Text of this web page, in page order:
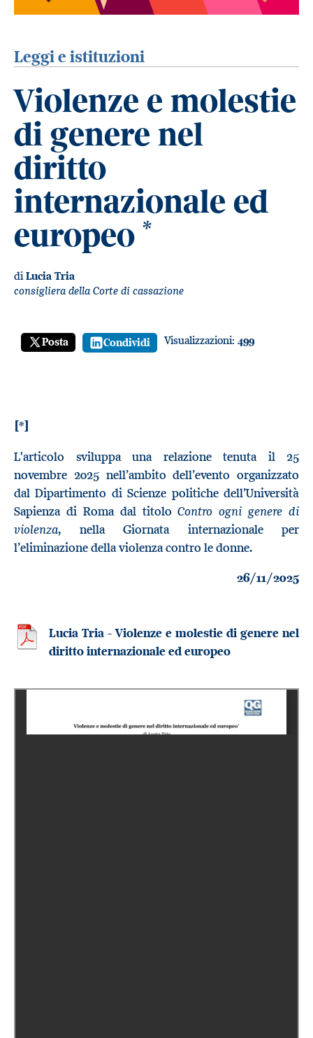
Leggi e istituzioni
Violenze e molestie
di genere nel
diritto
internazionale ed
europeo *
diLucia Tria
consigliera della Corte di cassazione
Posta Condividi Visualizzazioni: 499
[*]
L'articolo sviluppa una relazione tenuta il 25
novembre 2025 nell’ambito dell’evento organizzato
dal Dipartimento di Scienze politiche dell’Università
Sapienza di Roma dal titoloContro ogni genere di
violenza, nella Giornata internazionale per
l’eliminazione della violenza contro le donne.
26/11/2025
Lucia Tria - Violenze e molestie di genere nel
diritto internazionale ed europeo